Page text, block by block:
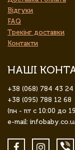
Відгуки
FAQ
Трекінг доставки
Контакти
НАШІ
+38 (068) 784 43 24
+38 (095) 788 12 68
(пн - пт с 10:00 до
e-mail: